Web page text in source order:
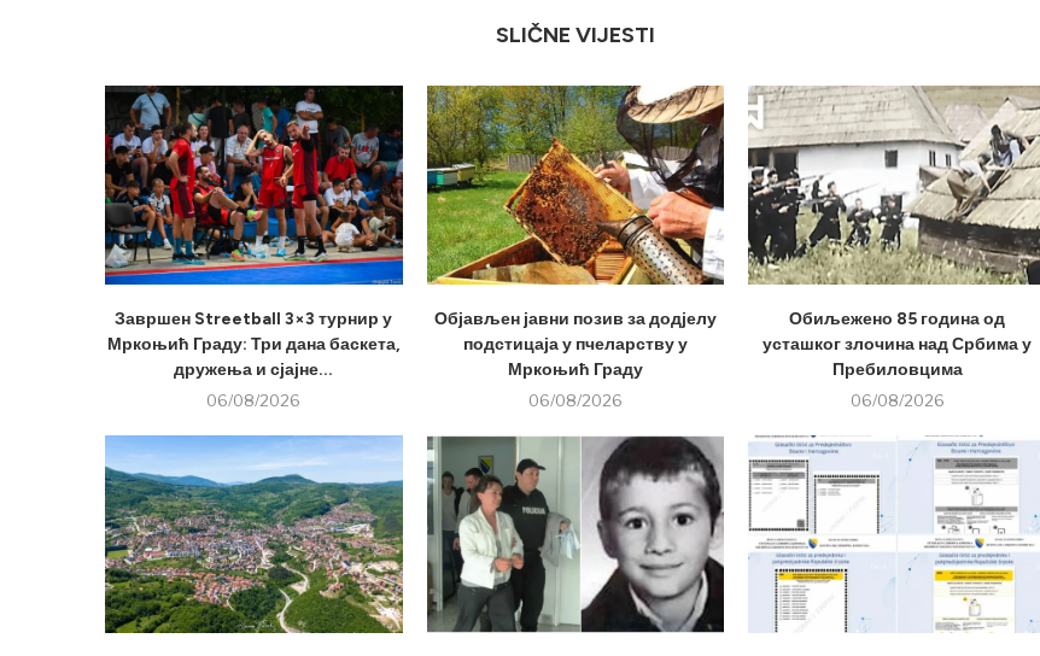
SLIČNE VIJESTI
Завршен Streetball 3×3 турнир у
Мркоњић Граду: Три дана баскета,
дружења и сјајне...
06/08/2026
Објављен јавни позив за додјелу
подстицаја у пчеларству у
Мркоњић Граду
06/08/2026
Обиљежено 85 година од
усташког злочина над Србима у
Пребиловцима
06/08/2026